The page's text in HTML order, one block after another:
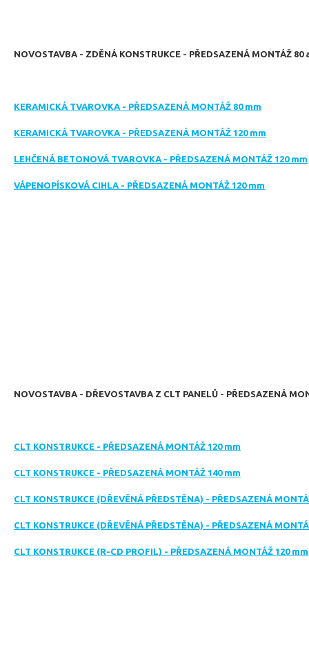
NOVOSTAVBA - ZDĚNÁ KONSTRUKCE - PŘEDSAZENÁ MONTÁŽ 80
KERAMICKÁ TVAROVKA - PŘEDSAZENÁ MONTÁŽ 80 mm
KERAMICKÁ TVAROVKA - PŘEDSAZENÁ MONTÁŽ 120 mm
LEHČENÁ BETONOVÁ TVAROVKA - PŘEDSAZENÁ MONTÁŽ 120 mm
VÁPENOPÍSKOVÁ CIHLA - PŘEDSAZENÁ MONTÁŽ 120 mm
NOVOSTAVBA - DŘEVOSTAVBA Z CLT PANELŮ - PŘEDSAZENÁ
CLT KONSTRUKCE - PŘEDSAZENÁ MONTÁŽ 120 mm
CLT KONSTRUKCE - PŘEDSAZENÁ MONTÁŽ 140 mm
CLT KONSTRUKCE (DŘEVĚNÁ PŘEDSTĚNA) - PŘEDSAZENÁ
CLT KONSTRUKCE (DŘEVĚNÁ PŘEDSTĚNA) - PŘEDSAZENÁ
CLT KONSTRUKCE (R-CD PROFIL) - PŘEDSAZENÁ MONTÁŽ 120 mm